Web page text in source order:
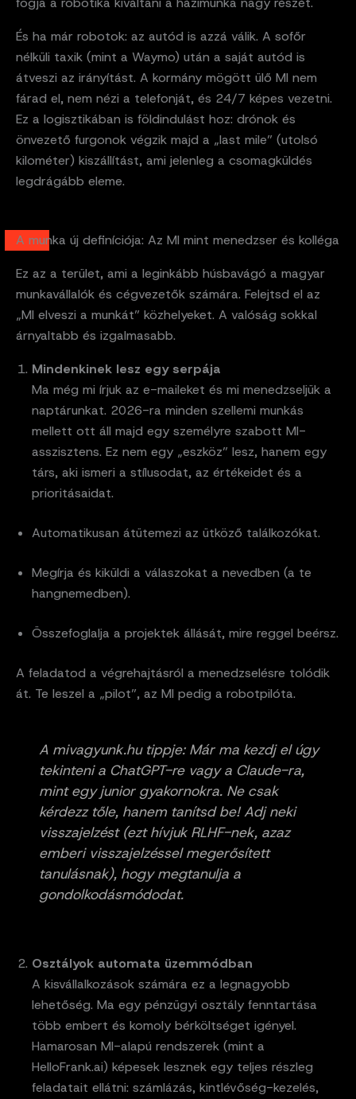
És ha már robotok: az autód is azzá válik. A sofőr
nélküli taxik (mint a Waymo) után a saját autód is
átveszi az irányítást. A kormány mögött ülő MI nem
fárad el, nem nézi a telefonját, és 24/7 képes vezetni.
Ez a logisztikában is földindulást hoz: drónok és
önvezető furgonok végzik majd a „last mile” (utolsó
kilométer) kiszállítást, ami jelenleg a csomagküldés
legdrágább eleme.
A munka új definíciója: Az MI mint menedzser és kolléga
Ez az a terület, ami a leginkább húsbavágó a magyar
munkavállalók és cégvezetők számára. Felejtsd el az
„MI elveszi a munkát” közhelyeket. A valóság sokkal
árnyaltabb és izgalmasabb.
Mindenkinek lesz egy serpája
Ma még mi írjuk az e-maileket és mi menedzseljük a
naptárunkat. 2026-ra minden szellemi munkás
mellett ott áll majd egy személyre szabott MI-
asszisztens. Ez nem egy „eszköz” lesz, hanem egy
társ, aki ismeri a stílusodat, az értékeidet és a
prioritásaidat.
Automatikusan átütemezi az ütköző találkozókat.
Megírja és kiküldi a válaszokat a nevedben (a te
hangnemedben).
Összefoglalja a projektek állását, mire reggel beérsz.
A feladatod a végrehajtásról a menedzselésre tolódik
át. Te leszel a „pilot”, az MI pedig a robotpilóta.
A mivagyunk.hu tippje: Már ma kezdj el úgy
tekinteni a ChatGPT-re vagy a Claude-ra,
mint egy junior gyakornokra. Ne csak
kérdezz tőle, hanem tanítsd be! Adj neki
visszajelzést (ezt hívjuk RLHF-nek, azaz
emberi visszajelzéssel megerősített
tanulásnak), hogy megtanulja a
gondolkodásmódodat.
Osztályok automata üzemmódban
A kisvállalkozások számára ez a legnagyobb
lehetőség. Ma egy pénzügyi osztály fenntartása
több embert és komoly bérköltséget igényel.
Hamarosan MI-alapú rendszerek (mint a
HelloFrank.ai) képesek lesznek egy teljes részleg
feladatait ellátni: számlázás, kintlévőség-kezelés,